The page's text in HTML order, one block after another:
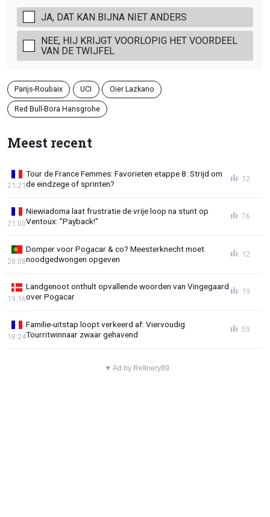
JA, DAT KAN BIJNA NIET ANDERS
NEE, HIJ KRIJGT VOORLOPIG HET VOORDEEL
VAN DE TWIJFEL
Parijs-Roubaix UCI Oier Lazkano
Red Bull-Bora Hansgrohe
Meest recent
Tour de France Femmes: Favorieten etappe 8: Strijd om
de eindzege of sprinten?
21:21
12
Niewiadoma laat frustratie de vrije loop na stunt op
Ventoux: "Payback!"
21:00
76
Domper voor Pogacar & co? Meesterknecht moet
noodgedwongen opgeven
20:08
12
Landgenoot onthult opvallende woorden van Vingegaard
over Pogacar
19:16
19
Familie-uitstap loopt verkeerd af: Viervoudig
Tourritwinnaar zwaar gehavend
18:24
59
▼ Ad by Refinery89